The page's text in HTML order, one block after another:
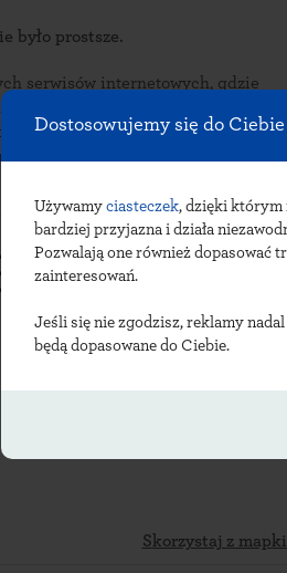
Dostosowujemy się do Ciebie
Używamy ciasteczek, dzięki którym
bardziej przyjazna i działa
Pozwalają one również dopasować
zainteresowań.
Jeśli się nie zgodzisz, reklamy
będą dopasowane do Ciebie.
było prostsze.
serwisów internetowych, gdzie
oferta wzorów
wykonywane są
w Białej Drugiej.
Skorzystaj z